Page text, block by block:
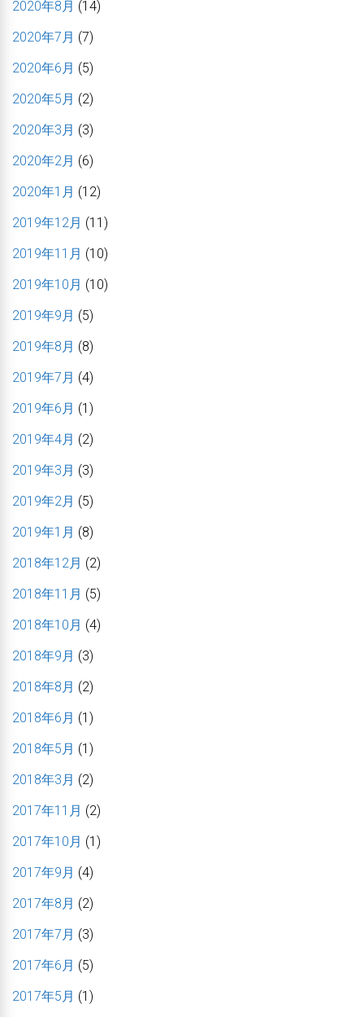
2020年8月 (14)
2020年7月 (7)
2020年6月 (5)
2020年5月 (2)
2020年3月 (3)
2020年2月 (6)
2020年1月 (12)
2019年12月 (11)
2019年11月 (10)
2019年10月 (10)
2019年9月 (5)
2019年8月 (8)
2019年7月 (4)
2019年6月 (1)
2019年4月 (2)
2019年3月 (3)
2019年2月 (5)
2019年1月 (8)
2018年12月 (2)
2018年11月 (5)
2018年10月 (4)
2018年9月 (3)
2018年8月 (2)
2018年6月 (1)
2018年5月 (1)
2018年3月 (2)
2017年11月 (2)
2017年10月 (1)
2017年9月 (4)
2017年8月 (2)
2017年7月 (3)
2017年6月 (5)
2017年5月 (1)